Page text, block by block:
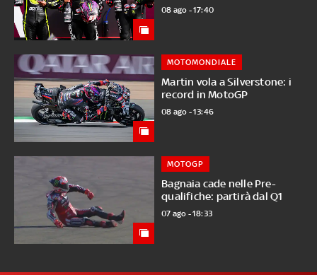
08 ago - 17:40
Martin vola a Silverstone: i
record in MotoGP
MOTOMONDIALE
08 ago - 13:46
Bagnaia cade nelle Pre-
qualifiche: partirà dal Q1
MOTOGP
07 ago - 18:33